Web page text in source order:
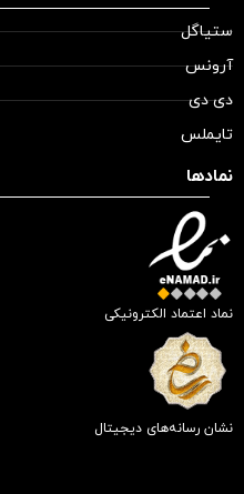
ستیاگل
آرونس
دی دی
تایملس
نمادها
نماد اعتماد الکترونیکی
نشان رسانه‌های دیجیتال